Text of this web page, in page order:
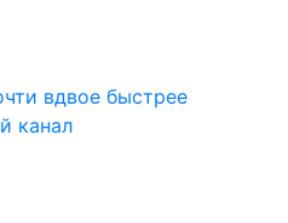
вдвое быстрее
канал